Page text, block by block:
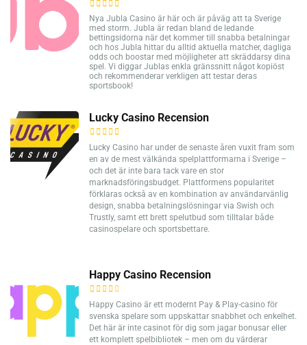
Nya Jubla Casino är här och är påväg att ta Sverige
med storm. Jubla är redan bland de ledande
bettingsidorna när det kommer till snabba betalningar
och hos Jubla hittar du alltid aktuella matcher, dagliga
odds och boostar med möjligheter att skräddarsy dina
spel. Vi diggar Jublas enkla gränssnitt något kopiöst
och rekommenderar verkligen att testar deras
sportsbook!
Lucky Casino Recension
Lucky Casino har under de senaste åren vuxit fram som
en av de mest välkända spelplattformarna i Sverige –
och det är inte bara tack vare en stor
marknadsföringsbudget. Plattformens popularitet
förklaras också av en kombination av användarvänlig
design, snabba betalningslösningar via Swish och
Trustly, samt ett brett spelutbud som tilltalar både
casinospelare och sportsbettare.
Happy Casino Recension
Happy Casino är ett modernt Pay & Play-casino för
svenska spelare som uppskattar snabbhet och enkelhet.
Det här är inte casinot för dig som jagar bonusar eller
ett komplett spelbibliotek – men om du värderar